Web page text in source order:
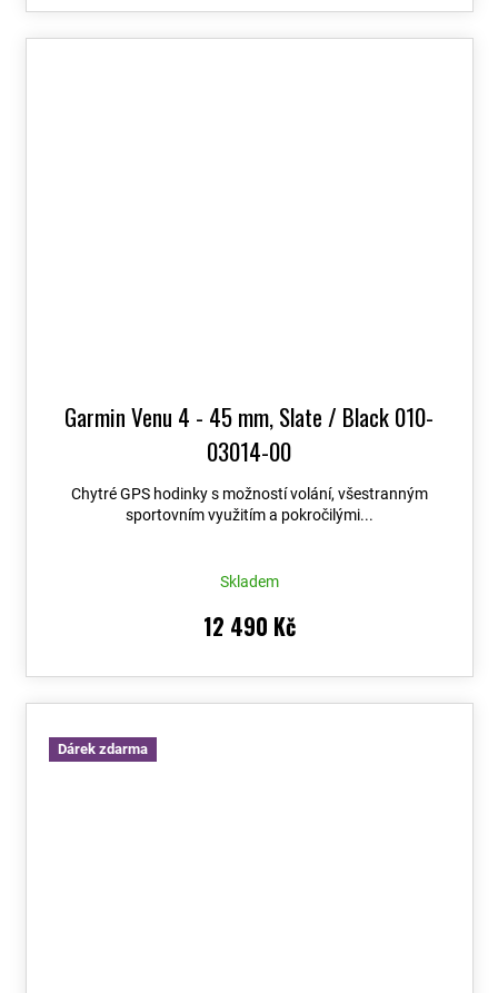
Garmin Venu 4 - 45 mm, Slate / Black 010-
03014-00
Chytré GPS hodinky s možností volání, všestranným
sportovním využitím a pokročilými...
Skladem
12 490 Kč
Dárek zdarma